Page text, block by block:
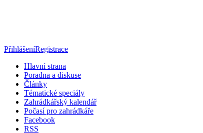
PřihlášeníRegistrace
Hlavní strana
Poradna a diskuse
Články
Tématické speciály
Zahrádkářský kalendář
Počasí pro zahrádkáře
Facebook
RSS